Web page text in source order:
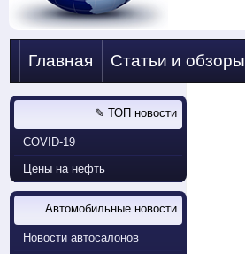
Главная Статьи и обзоры
✎ ТОП новости
COVID-19
Цены на нефть
Автомобильные новости
Новости автосалонов